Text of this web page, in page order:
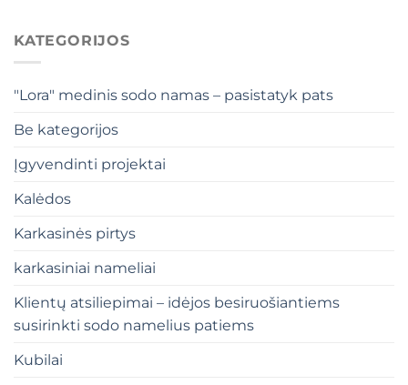
KATEGORIJOS
"Lora" medinis sodo namas – pasistatyk pats
Be kategorijos
Įgyvendinti projektai
Kalėdos
Karkasinės pirtys
karkasiniai nameliai
Klientų atsiliepimai – idėjos besiruošiantiems
susirinkti sodo namelius patiems
Kubilai